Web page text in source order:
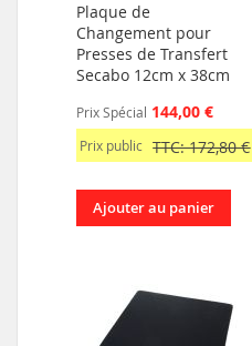
Plaque de
Changement pour
Presses de Transfert
Secabo 12cm x 38cm
Prix Spécial 144,00 €
Prix public TTC: 172,80 €
Ajouter au panier